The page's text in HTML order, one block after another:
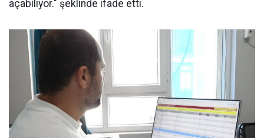
açabiliyor." şeklinde ifade etti.